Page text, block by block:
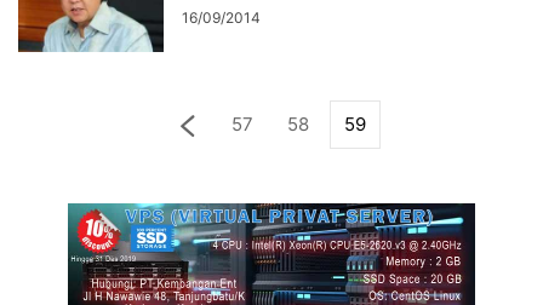
16/09/2014
57 58 59